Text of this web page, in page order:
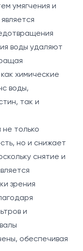
умягчения и
воды удаляют
химические
воды,
так и
только
но и снижает
снятие и
зрения
и
обеспечивая